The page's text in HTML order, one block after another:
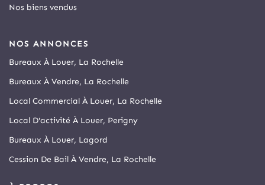
Nos biens vendus
NOS ANNONCES
Bureaux À Louer, La Rochelle
Bureaux À Vendre, La Rochelle
Local Commercial À Louer, La Rochelle
Local D'activité À Louer, Perigny
Bureaux À Louer, Lagord
Cession De Bail À Vendre, La Rochelle